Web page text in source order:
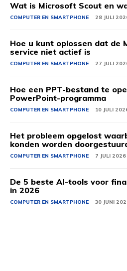
Wat is Microsoft Scout en
COMPUTER EN SMARTPHONE 28 JULI
Hoe u kunt oplossen dat de
service niet actief is
COMPUTER EN SMARTPHONE 27 JULI
Hoe een PPT-bestand te
PowerPoint-programma
COMPUTER EN SMARTPHONE 10 JULI
Het probleem opgelost
konden worden
COMPUTER EN SMARTPHONE 7 JULI 2026
De 5 beste AI-tools voor
in 2026
COMPUTER EN SMARTPHONE 30 JUNI